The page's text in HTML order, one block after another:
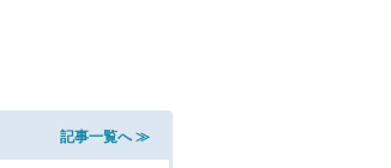
記事一覧へ ≫